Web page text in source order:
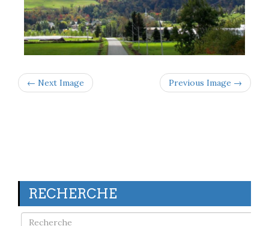
← Next Image Previous Image →
RECHERCHE